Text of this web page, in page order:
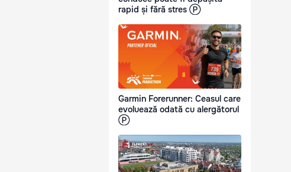
rapid și fără stres Ⓟ
Garmin Forerunner: Ceasul care
evoluează odată cu alergătorul
Ⓟ